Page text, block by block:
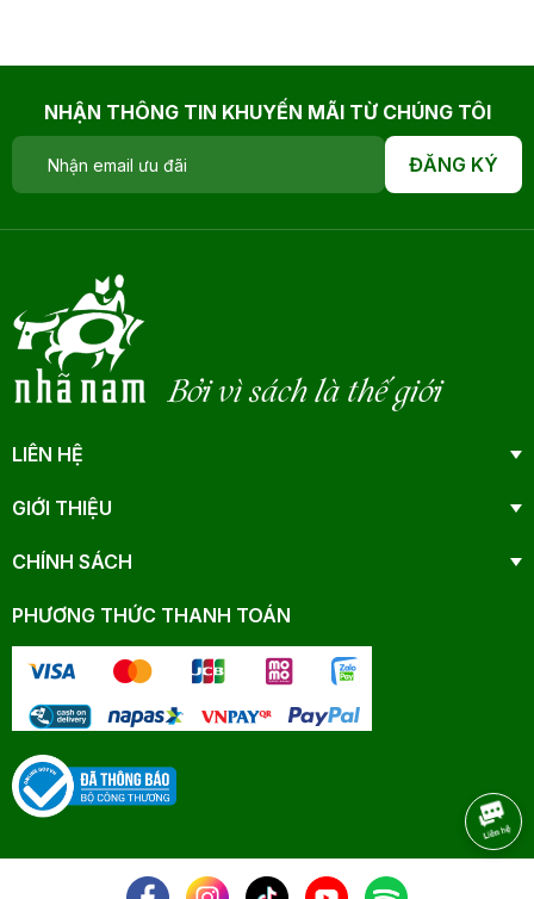
NHẬN THÔNG TIN KHUYẾN MÃI TỪ CHÚNG TÔI
ĐĂNG KÝ
Bởi vì sách là thế giới
LIÊN HỆ
GIỚI THIỆU
CHÍNH SÁCH
PHƯƠNG THỨC THANH TOÁN